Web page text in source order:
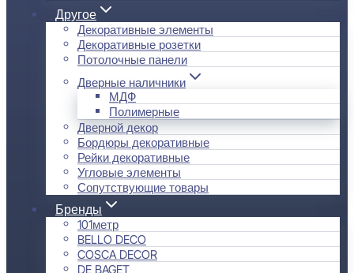
Другое
Декоративные элементы
Декоративные розетки
Потолочные панели
Дверные наличники
МДФ
Полимерные
Дверной декор
Бордюры декоративные
Рейки декоративные
Угловые элементы
Сопутствующие товары
Бренды
101метр
BELLO DECO
COSCA DECOR
DE BAGET